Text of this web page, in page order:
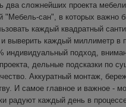
два сложнейших проекта
"Мебель-сан", в которых важно
каждый квадратный
выверить каждый миллиметр в
индивидуальный подход,
дельные подсказки по
Аккуратный монтаж,
И самое главное и важное -
радуют каждый день в